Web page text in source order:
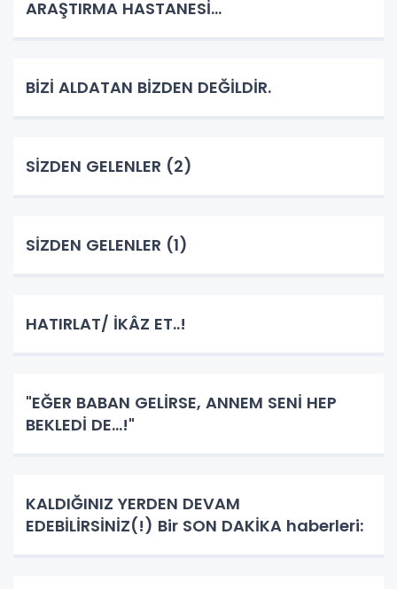
ARAŞTIRMA HASTANESİ...
BİZİ ALDATAN BİZDEN DEĞİLDİR.
SİZDEN GELENLER (2)
SİZDEN GELENLER (1)
HATIRLAT/ İKÂZ ET..!
"EĞER BABAN GELİRSE, ANNEM SENİ HEP
BEKLEDİ DE...!"
KALDIĞINIZ YERDEN DEVAM
EDEBİLİRSİNİZ(!) Bir SON DAKİKA haberleri: